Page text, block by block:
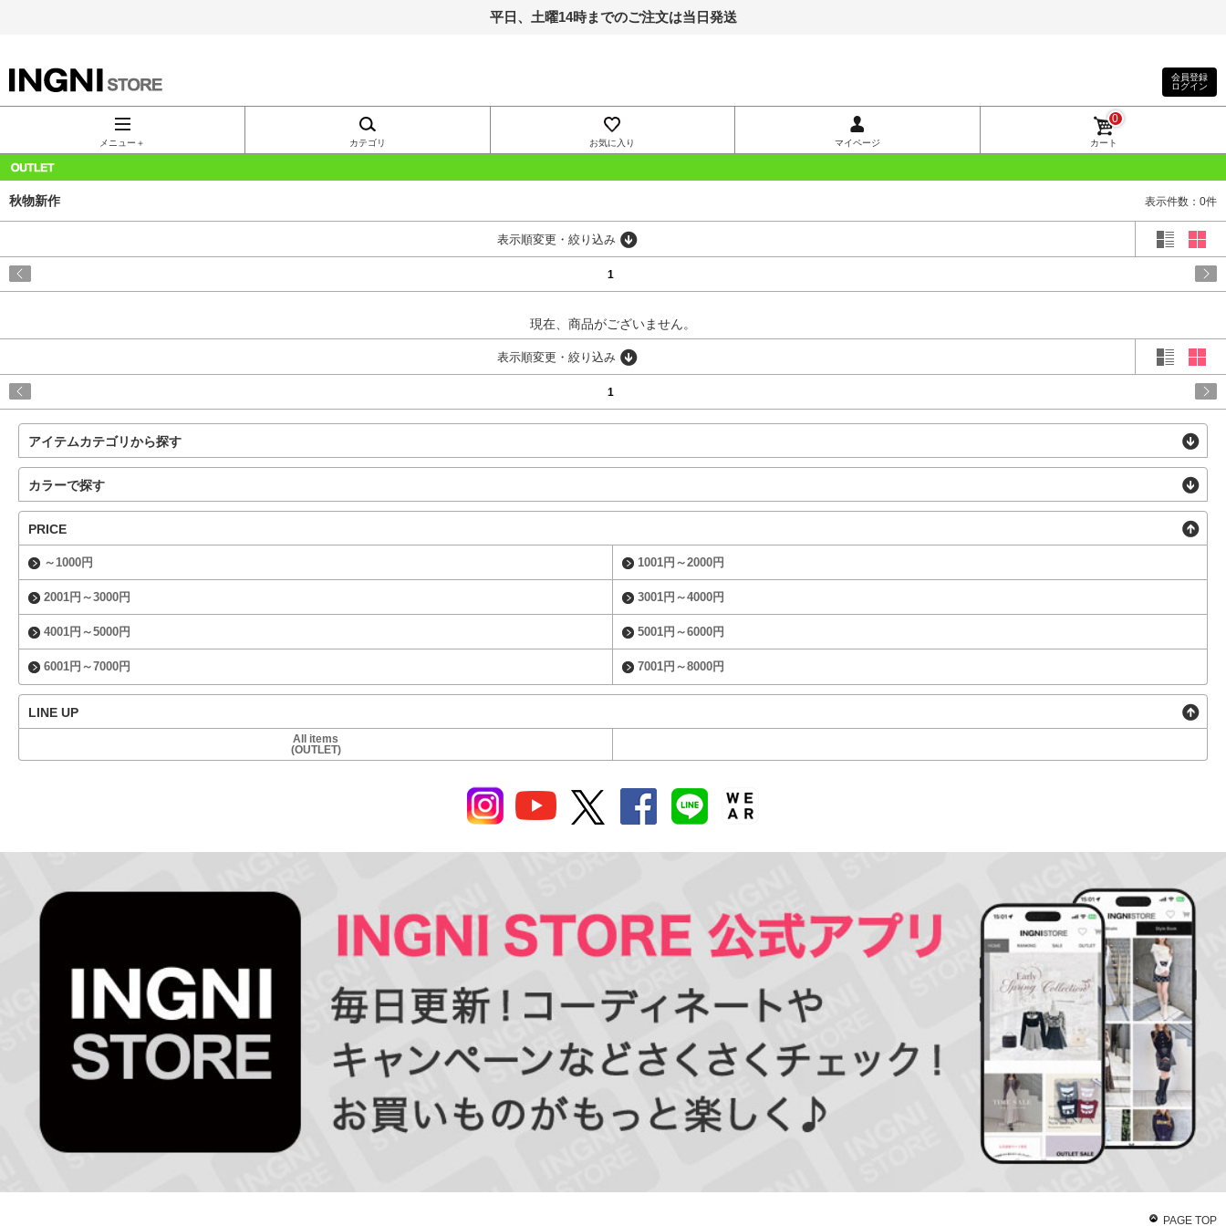
平日、土曜14時までのご注文は当日発送
INGNI（イン
グ）公式通
販｜INGNI
STORE
会員登録
ログイン
メニュー＋ カテゴリ お気に入り マイページ カート
0
秋物新作 表示件数：0件
表示順変更・絞り込み
1
現在、商品がございません。
表示順変更・絞り込み
1
アイテムカテゴリから探す
カラーで探す
PRICE
～1000円 1001円～2000円
2001円～3000円 3001円～4000円
4001円～5000円 5001円～6000円
6001円～7000円 7001円～8000円
LINE UP
All items
(OUTLET)
PAGE TOP